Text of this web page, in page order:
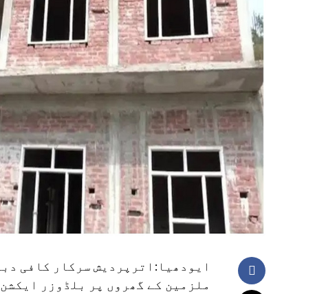
ایودھیا:اترپردیش سرکار کافی
ملزمین کے گھروں پر بلڈوزر